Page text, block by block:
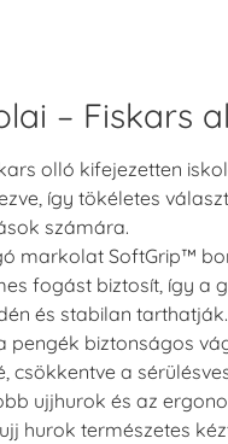
– Fiskars
olló kifejezetten
így tökéletes
számára.
markolat SoftGrip™
fogást biztosít, így a
és stabilan tarthatják.
pengék biztonságos
csökkentve a
ujjhurok és az
hurok természetes